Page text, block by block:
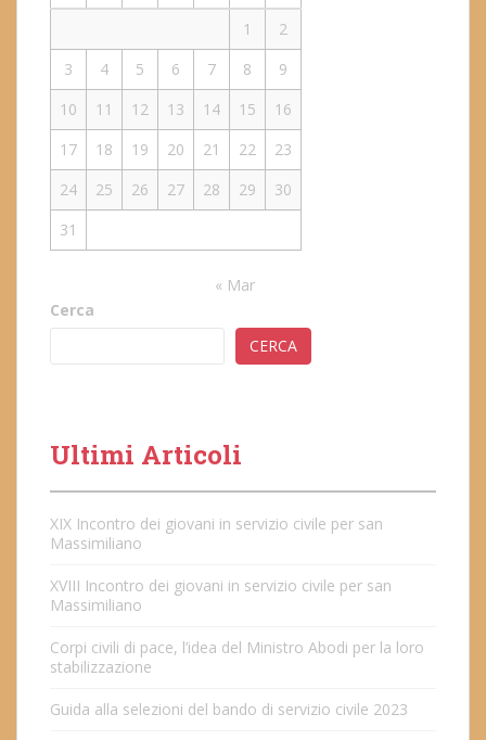
1
2
3
4 5 6 7 8
9
10
11 12 13 14 15
16
17
18 19 20 21 22
23
24
25 26 27 28 29
30
31
« Mar
Cerca
CERCA
Ultimi Articoli
XIX Incontro dei giovani in servizio civile per san
Massimiliano
XVIII Incontro dei giovani in servizio civile per san
Massimiliano
Corpi civili di pace, l’idea del Ministro Abodi per la loro
stabilizzazione
Guida alla selezioni del bando di servizio civile 2023